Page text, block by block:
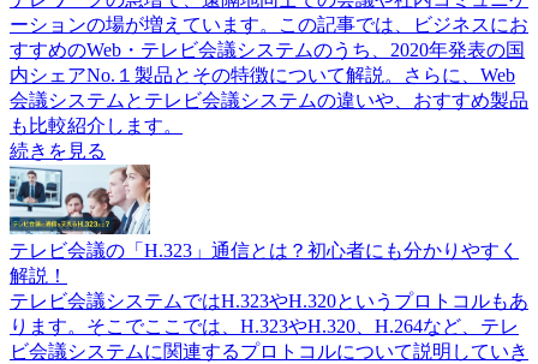
ーションの場が増えています。この記事では、ビジネスにお
すすめのWeb・テレビ会議システムのうち、2020年発表の国
内シェアNo.１製品とその特徴について解説。さらに、Web
会議システムとテレビ会議システムの違いや、おすすめ製品
も比較紹介します。
続きを見る
テレビ会議の「H.323」通信とは？初心者にも分かりやすく
解説！
テレビ会議システムではH.323やH.320というプロトコルもあ
ります。そこでここでは、H.323やH.320、H.264など、テレ
ビ会議システムに関連するプロトコルについて説明していき